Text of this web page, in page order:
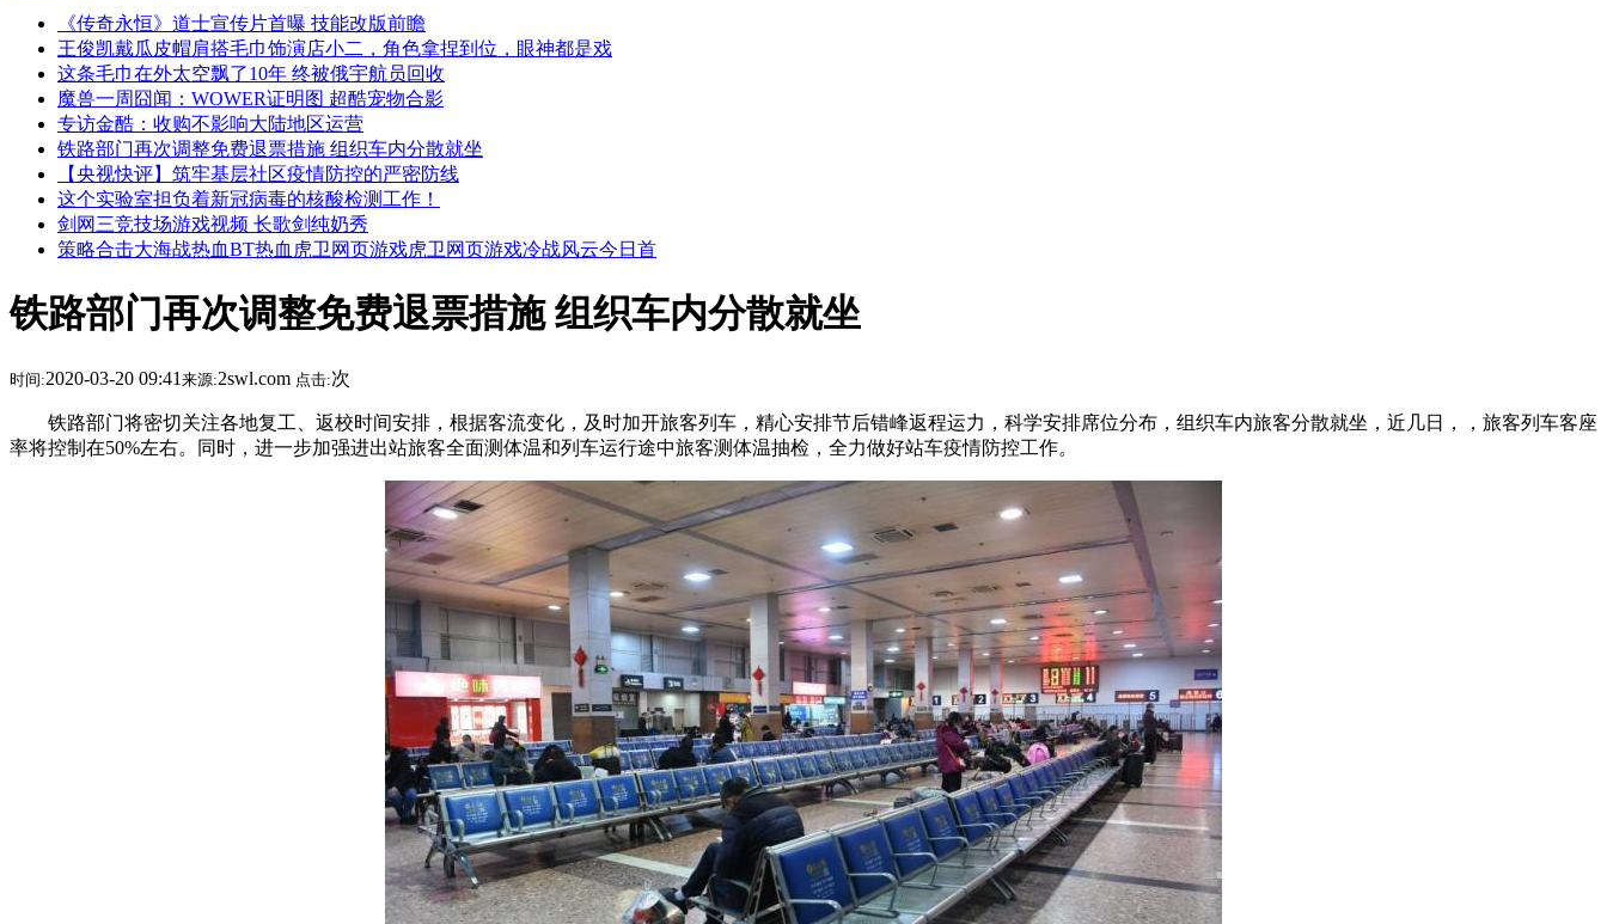
《传奇永恒》道士宣传片首曝 技能改版前瞻
王俊凯戴瓜皮帽肩搭毛巾饰演店小二，角色拿捏到位，眼神都是戏
这条毛巾在外太空飘了10年 终被俄宇航员回收
魔兽一周囧闻：WOWER证明图 超酷宠物合影
专访金酷：收购不影响大陆地区运营
铁路部门再次调整免费退票措施 组织车内分散就坐
【央视快评】筑牢基层社区疫情防控的严密防线
这个实验室担负着新冠病毒的核酸检测工作！
剑网三竞技场游戏视频 长歌剑纯奶秀
策略合击大海战热血BT热血虎卫网页游戏虎卫网页游戏冷战风云今日首
铁路部门再次调整免费退票措施 组织车内分散就坐
时间:2020-03-20 09:41 来源:2swl.com 点击:次
铁路部门将密切关注各地复工、返校时间安排，根据客流变化，及时加开旅客列车，精心安排节后错峰返程运力，科学安排席位分布，组织车内旅客分散就坐，近几日，，旅客列车客座
率将控制在50%左右。同时，进一步加强进出站旅客全面测体温和列车运行途中旅客测体温抽检，全力做好站车疫情防控工作。